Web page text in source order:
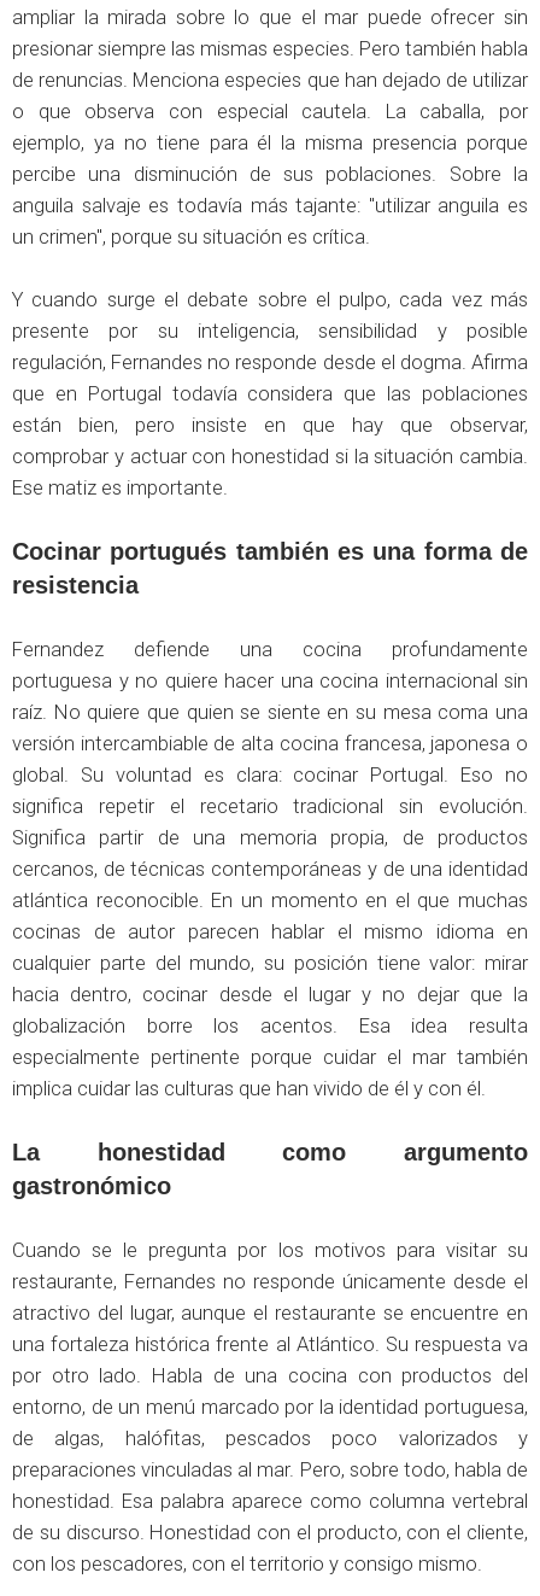
ampliar la mirada sobre lo que el mar puede ofrecer sin
presionar siempre las mismas especies. Pero también habla
de renuncias. Menciona especies que han dejado de utilizar
o que observa con especial cautela. La caballa, por
ejemplo, ya no tiene para él la misma presencia porque
percibe una disminución de sus poblaciones. Sobre la
anguila salvaje es todavía más tajante: "utilizar anguila es
un crimen", porque su situación es crítica.
Y cuando surge el debate sobre el pulpo, cada vez más
presente por su inteligencia, sensibilidad y posible
regulación, Fernandes no responde desde el dogma. Afirma
que en Portugal todavía considera que las poblaciones
están bien, pero insiste en que hay que observar,
comprobar y actuar con honestidad si la situación cambia.
Ese matiz es importante.
Cocinar portugués también es una forma de
resistencia
Fernandez defiende una cocina profundamente
portuguesa y no quiere hacer una cocina internacional sin
raíz. No quiere que quien se siente en su mesa coma una
versión intercambiable de alta cocina francesa, japonesa o
global. Su voluntad es clara: cocinar Portugal. Eso no
significa repetir el recetario tradicional sin evolución.
Significa partir de una memoria propia, de productos
cercanos, de técnicas contemporáneas y de una identidad
atlántica reconocible. En un momento en el que muchas
cocinas de autor parecen hablar el mismo idioma en
cualquier parte del mundo, su posición tiene valor: mirar
hacia dentro, cocinar desde el lugar y no dejar que la
globalización borre los acentos. Esa idea resulta
especialmente pertinente porque cuidar el mar también
implica cuidar las culturas que han vivido de él y con él.
La honestidad como argumento
gastronómico
Cuando se le pregunta por los motivos para visitar su
restaurante, Fernandes no responde únicamente desde el
atractivo del lugar, aunque el restaurante se encuentre en
una fortaleza histórica frente al Atlántico. Su respuesta va
por otro lado. Habla de una cocina con productos del
entorno, de un menú marcado por la identidad portuguesa,
de algas, halófitas, pescados poco valorizados y
preparaciones vinculadas al mar. Pero, sobre todo, habla de
honestidad. Esa palabra aparece como columna vertebral
de su discurso. Honestidad con el producto, con el cliente,
con los pescadores, con el territorio y consigo mismo.